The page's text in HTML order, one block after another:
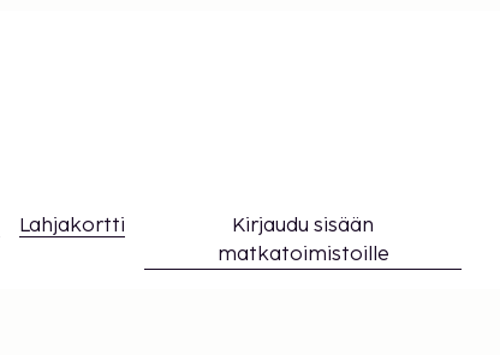
Lahjakortti
Kirjaudu sisään
matkatoimistoille